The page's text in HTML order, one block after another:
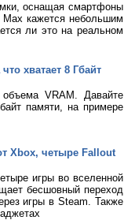
оснащая смартфоны
кажется небольшим
ли это на реальном
хватает 8 Гбайт
VRAM. Давайте
памяти, на примере
Xbox, четыре Fallout
игры во вселенной
бесшовный переход
игры в Steam. Также